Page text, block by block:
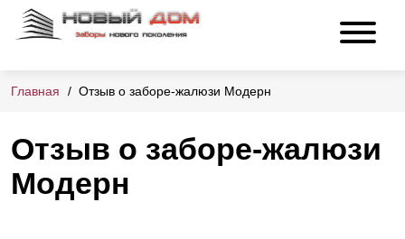
Главная Отзыв о заборе-жалюзи Модерн
Отзыв о заборе-жалюзи
Модерн